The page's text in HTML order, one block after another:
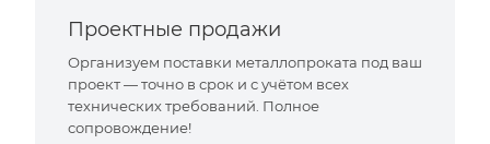
Проектные продажи
Организуем поставки металлопроката под ваш
проект — точно в срок и с учётом всех
технических требований. Полное
сопровождение!